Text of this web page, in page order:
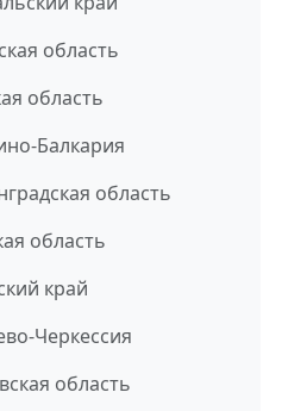
область
область
Балкария
область
область
край
Черкессия
область